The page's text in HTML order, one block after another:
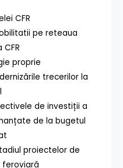
CFR
pe reteaua
proprie
trecerilor la
de investiții a
de la bugetul
proiectelor de